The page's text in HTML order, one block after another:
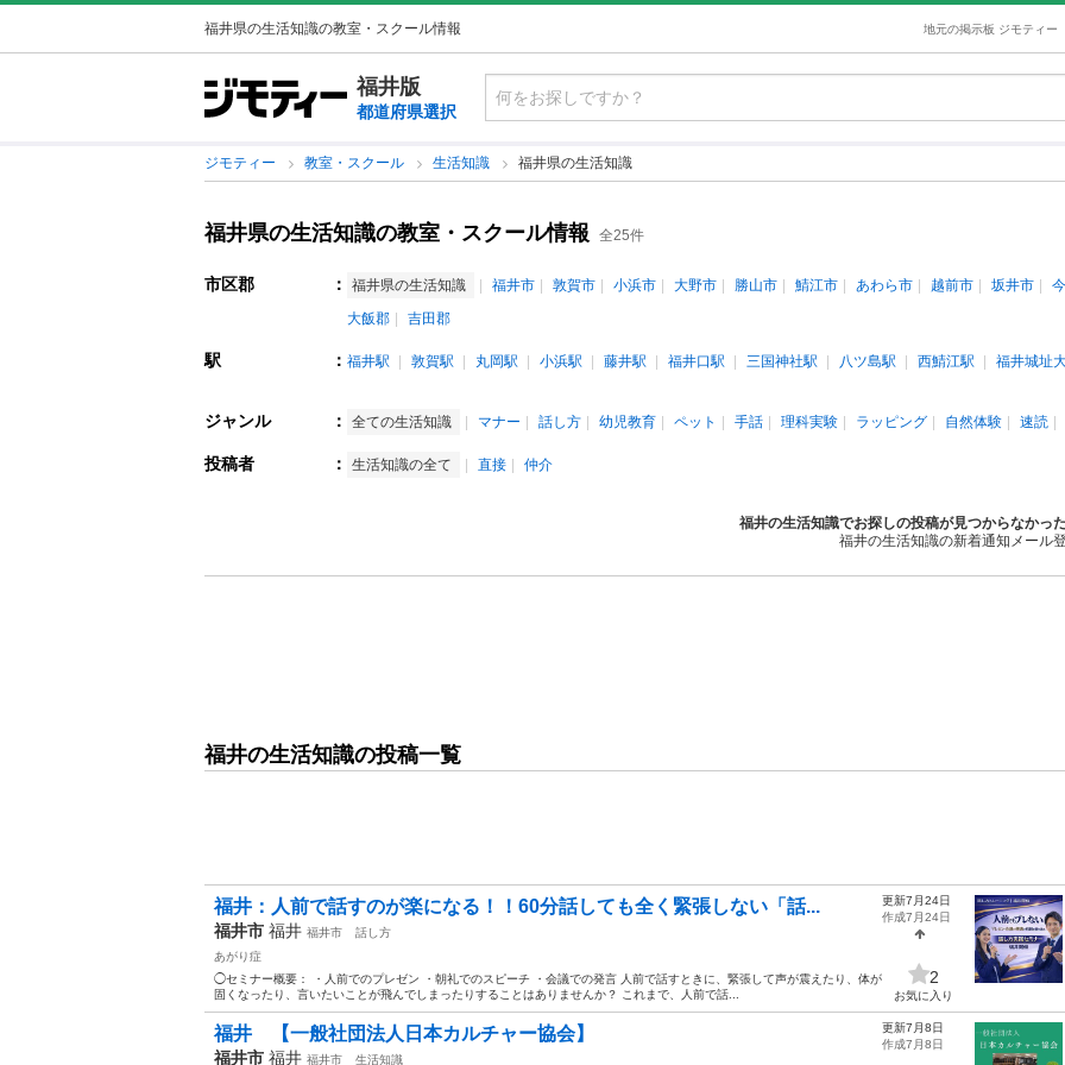
福井県の生活知識の教室・スクール情報 地元の掲示板 ジモティー
福井版
都道府県選択
ジモティー 教室・スクール 生活知識 福井県の生活知識
福井県の生活知識の教室・スクール情報 全25件
市区郡 ： 福井県の生活知識 福井市 敦賀市 小浜市 大野市 勝山市 鯖江市 あわら市 越前市 坂井市
大飯郡
吉田郡
駅 ： 福井駅 敦賀駅 丸岡駅 小浜駅 藤井駅 福井口駅 三国神社駅 八ツ島駅 西鯖江駅 福井城址
ジャンル ： 全ての生活知識 マナー 話し方 幼児教育 ペット 手話 理科実験 ラッピング 自然体験 速読
投稿者 ： 生活知識の全て 直接 仲介
福井の生活知識でお探しの投稿が見つからなかっ
福井の生活知識の新着通知メール
福井の生活知識の投稿一覧
福井：人前で話すのが楽になる！！60分話しても全く緊張しない「話...
福井市 福井 福井市
話し方
あがり症
◯セミナー概要： ・人前でのプレゼン ・朝礼でのスピーチ ・会議での発言 人前で話すときに、緊張して声が震えたり、体が
固くなったり、言いたいことが飛んでしまったりすることはありませんか？ これまで、人前で話...
更新7月24日
作成7月24日
2
お気に入り
福井 【一般社団法人日本カルチャー協会】
福井市 福井 福井市 生活知識
更新7月8日
作成7月8日